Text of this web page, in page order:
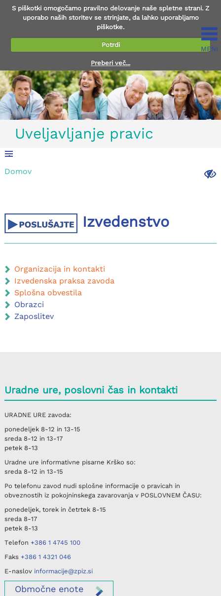
S piškotki omogočamo pravilno delovanje naše spletne strani. Z
uporabo naših storitev se strinjate, da lahko uporabljamo
piškotke.
Potrdi
Preberi več...
MENI
Uveljavljanje pravic
.
.
Domov
Izvedenstvo
Organizacija in kontakti
Izvedenska praksa zavoda
Splošna obvestila
Obrazci
Zaposlitev
Uradne ure, poslovni čas in kontakti
URADNE UREzavoda:
ponedeljek8-12 in 13-15
sreda 8-12 in 13-17
petek8-13
Uradne ure informativne pisarne Krško so:
sreda 8-12 in 13-15
Po telefonu zavod nudi splošne informacije o pravicah in
obveznostih iz pokojninskega zavarovanja v POSLOVNEM ČASU:
ponedeljek, torek in četrtek8-15
sreda 8-17
petek8-13
Telefon +386 1 4745 100
Faks +386 1 4321 046
E-naslov informacije@zpiz.si
Območneenote